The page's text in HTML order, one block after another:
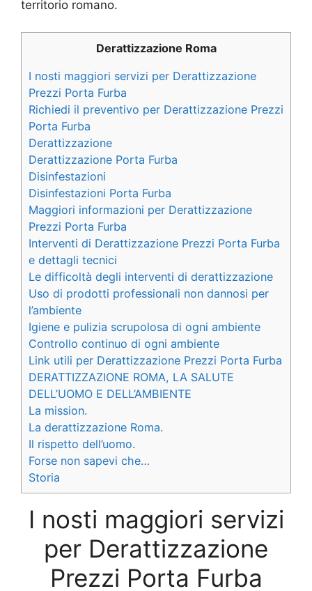
territorio romano.
Derattizzazione Roma
I nosti maggiori servizi per Derattizzazione
Prezzi Porta Furba
Richiedi il preventivo per Derattizzazione Prezzi
Porta Furba
Derattizzazione
Derattizzazione Porta Furba
Disinfestazioni
Disinfestazioni Porta Furba
Maggiori informazioni per Derattizzazione
Prezzi Porta Furba
Interventi di Derattizzazione Prezzi Porta Furba
e dettagli tecnici
Le difficoltà degli interventi di derattizzazione
Uso di prodotti professionali non dannosi per
l’ambiente
Igiene e pulizia scrupolosa di ogni ambiente
Controllo continuo di ogni ambiente
Link utili per Derattizzazione Prezzi Porta Furba
DERATTIZZAZIONE ROMA, LA SALUTE
DELL’UOMO E DELL’AMBIENTE
La mission.
La derattizzazione Roma.
Il rispetto dell’uomo.
Forse non sapevi che…
Storia
I nosti maggiori servizi
per Derattizzazione
Prezzi Porta Furba